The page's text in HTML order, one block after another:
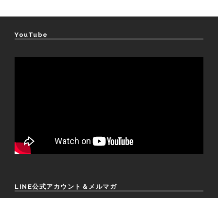
YouTube
LINE公式アカウント＆メルマガ